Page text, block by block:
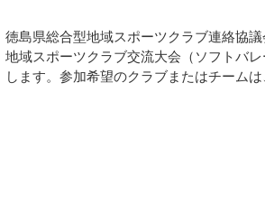
徳島県総合型地域スポーツクラブ連絡協
地域スポーツクラブ交流大会（ソフトバ
します。参加希望のクラブまたはチーム